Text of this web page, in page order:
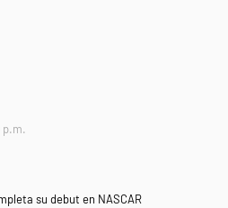
su debut en NASCAR